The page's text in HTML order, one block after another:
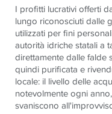
I profitti lucrativi offerti
lungo riconosciuti dalle
utilizzati per fini
autorità idriche statali a
direttamente dalle falde
quindi purificata e
locale: il livello delle
notevolmente ogni
svaniscono